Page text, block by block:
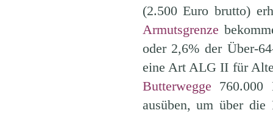
(2.500 Euro brutto)
Armutsgrenze
oder 2,6% der Über-
eine Art ALG II für
Butterwegge 760.000
ausüben, um über